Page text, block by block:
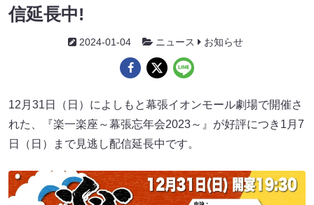
信延長中!
2024-01-04 ニュース お知らせ
12月31日（日）によしもと幕張イオンモール劇場で開催さ
れた、『楽一楽座～幕張忘年会2023～』が好評につき1月7
日（日）まで見逃し配信延長中です。